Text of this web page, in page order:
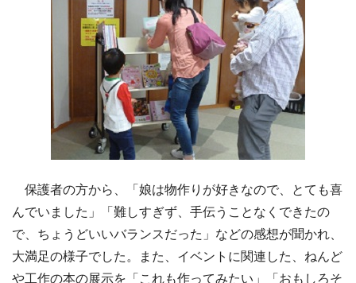
保護者の方から、「娘は物作りが好きなので、とても喜
んでいました」「難しすぎず、手伝うことなくできたの
で、ちょうどいいバランスだった」などの感想が聞かれ、
大満足の様子でした。また、イベントに関連した、ねんど
や工作の本の展示を「これも作ってみたい」「おもしろそ